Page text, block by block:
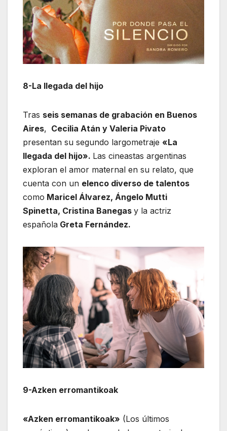
8-La llegada del hijo
Tras seis semanas de grabación en Buenos
Aires, Cecilia Atán y Valeria Pivato
presentan su segundo largometraje «La
llegada del hijo». Las cineastas argentinas
exploran el amor maternal en su relato, que
cuenta con un elenco diverso de talentos
como Maricel Álvarez, Ángelo Mutti
Spinetta, Cristina Banegas y la actriz
española Greta Fernández.
9-Azken erromantikoak
«Azken erromantikoak» (Los últimos